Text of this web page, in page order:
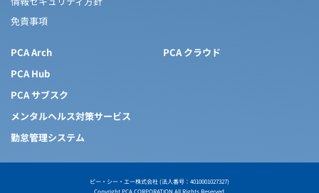
免責事項
PCA Arch
PCA Hub
PCA サブスク
メンタルヘルス対策サービス
勤怠管理システム
PCA クラウド
ピー・シー・エー株式会社 (法人番号：4010001027327)
Copyright PCA CORPORATION All Rights Reserved.